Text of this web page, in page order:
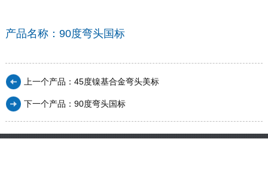
产品名称：90度弯头国标
上一个产品： 45度镍基合金弯头美标
下一个产品： 90度弯头国标